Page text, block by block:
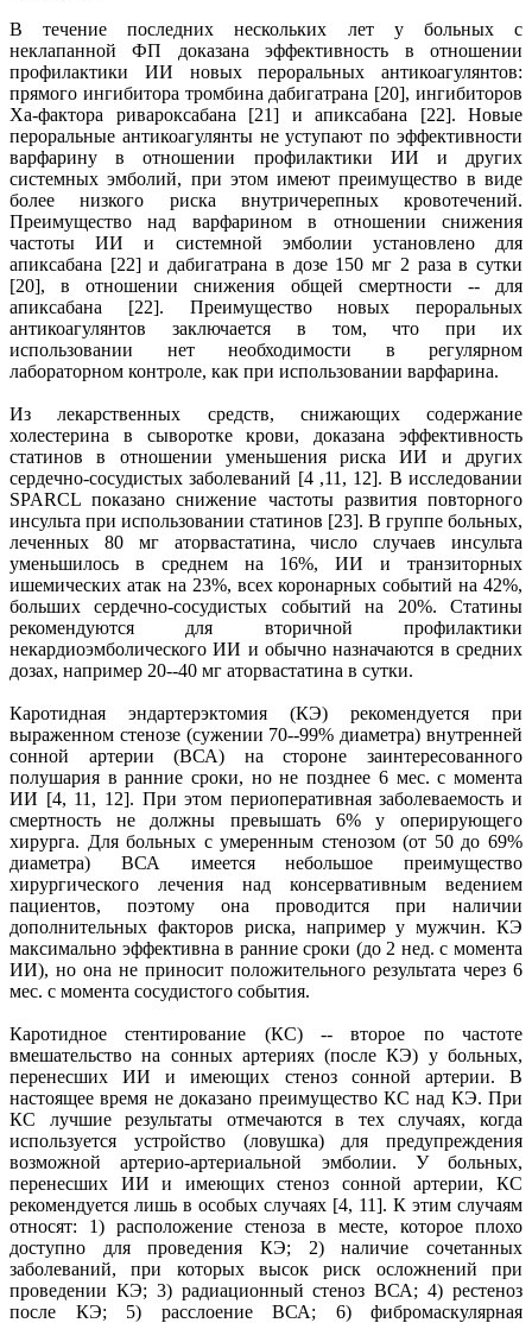
В течение последних нескольких лет у больных с
неклапанной ФП доказана эффективность в отношении
профилактики ИИ новых пероральных антикоагулянтов:
прямого ингибитора тромбина дабигатрана [20], ингибиторов
Xa-фактора ривароксабана [21] и апиксабана [22]. Новые
пероральные антикоагулянты не уступают по эффективности
варфарину в отношении профилактики ИИ и других
системных эмболий, при этом имеют преимущество в виде
более низкого риска внутричерепных кровотечений.
Преимущество над варфарином в отношении снижения
частоты ИИ и системной эмболии установлено для
апиксабана [22] и дабигатрана в дозе 150 мг 2 раза в сутки
[20], в отношении снижения общей смертности -- для
апиксабана [22]. Преимущество новых пероральных
антикоагулянтов заключается в том, что при их
использовании нет необходимости в регулярном
лабораторном контроле, как при использовании варфарина.
Из лекарственных средств, снижающих содержание
холестерина в сыворотке крови, доказана эффективность
статинов в отношении уменьшения риска ИИ и других
сердечно-сосудистых заболеваний [4 ,11, 12]. В исследовании
SPARCL показано снижение частоты развития повторного
инсульта при использовании статинов [23]. В группе больных,
леченных 80 мг аторвастатина, число случаев инсульта
уменьшилось в среднем на 16%, ИИ и транзиторных
ишемических атак на 23%, всех коронарных событий на 42%,
больших сердечно-сосудистых событий на 20%. Статины
рекомендуются для вторичной профилактики
некардиоэмболического ИИ и обычно назначаются в средних
дозах, например 20--40 мг аторвастатина в сутки.
Каротидная эндартерэктомия (КЭ) рекомендуется при
выраженном стенозе (сужении 70--99% диаметра) внутренней
сонной артерии (ВСА) на стороне заинтересованного
полушария в ранние сроки, но не позднее 6 мес. с момента
ИИ [4, 11, 12]. При этом периоперативная заболеваемость и
смертность не должны превышать 6% у оперирующего
хирурга. Для больных с умеренным стенозом (от 50 до 69%
диаметра) ВСА имеется небольшое преимущество
хирургического лечения над консервативным ведением
пациентов, поэтому она проводится при наличии
дополнительных факторов риска, например у мужчин. КЭ
максимально эффективна в ранние сроки (до 2 нед. с момента
ИИ), но она не приносит положительного результата через 6
мес. с момента сосудистого события.
Каротидное стентирование (КС) -- второе по частоте
вмешательство на сонных артериях (после КЭ) у больных,
перенесших ИИ и имеющих стеноз сонной артерии. В
настоящее время не доказано преимущество КС над КЭ. При
КС лучшие результаты отмечаются в тех случаях, когда
используется устройство (ловушка) для предупреждения
возможной артерио-артериальной эмболии. У больных,
перенесших ИИ и имеющих стеноз сонной артерии, КС
рекомендуется лишь в особых случаях [4, 11]. К этим случаям
относят: 1) расположение стеноза в месте, которое плохо
доступно для проведения КЭ; 2) наличие сочетанных
заболеваний, при которых высок риск осложнений при
проведении КЭ; 3) радиационный стеноз ВСА; 4) рестеноз
после КЭ; 5) расслоение ВСА; 6) фибромаскулярная